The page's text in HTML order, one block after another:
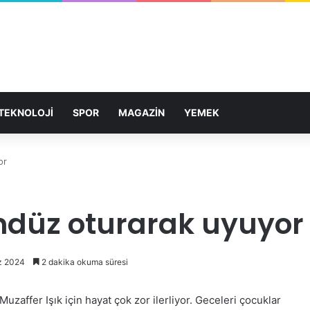
SPOR MAGAZİN YEMEK
oturarak uyuyor
2024 2 dakika okuma süresi
Işık için hayat çok zor ilerliyor. Geceleri çocuklar